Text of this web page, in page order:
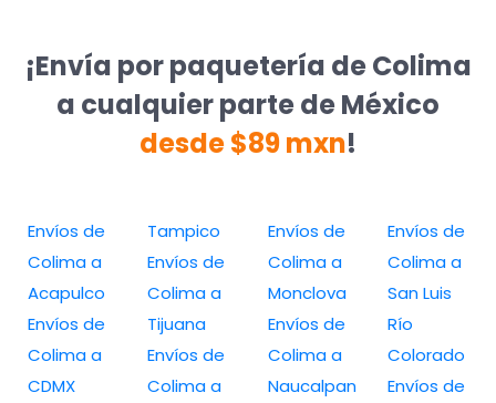
¡Envía por paquetería de Colima
a cualquier parte de México
desde $89 mxn!
Envíos de
Colima a
Acapulco
Envíos de
Colima a
CDMX
Tampico
Envíos de
Colima a
Tijuana
Envíos de
Colima a
Envíos de
Colima a
Monclova
Envíos de
Colima a
Naucalpan
Envíos de
Colima a
San Luis
Río
Colorado
Envíos de